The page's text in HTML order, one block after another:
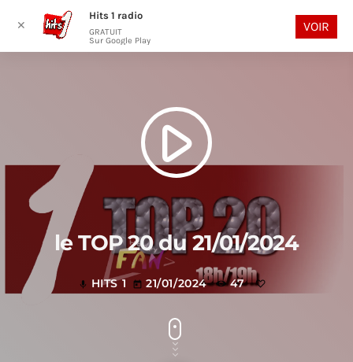
play_arrow
play_arrow
le TOP 20 du 21/01/2024
mic HITS 1 today 21/01/2024 47
✕
Hits 1 radio
GRATUIT
Sur Google Play
VOIR